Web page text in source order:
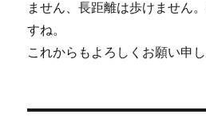
ません、長距離は歩けません
すね。
これからもよろしくお願い申し